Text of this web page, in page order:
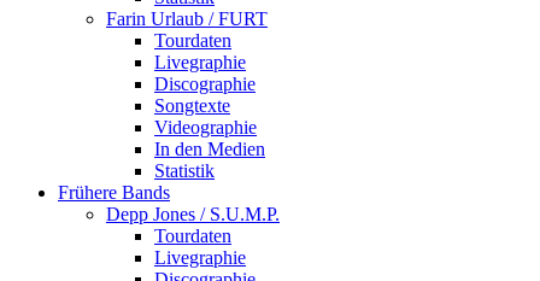
Farin Urlaub / FURT
Tourdaten
Livegraphie
Discographie
Songtexte
Videographie
In den Medien
Statistik
Frühere Bands
Depp Jones / S.U.M.P.
Tourdaten
Livegraphie